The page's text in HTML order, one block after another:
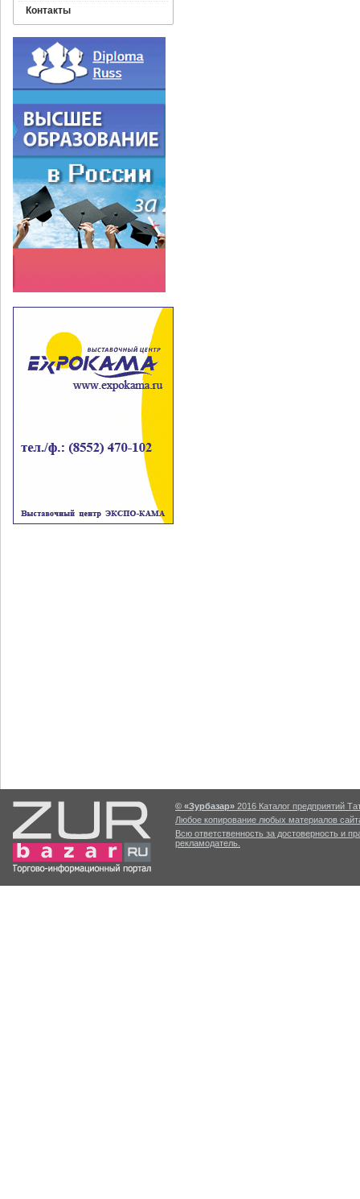
Контакты
© «Зурбазар» 2016 Каталог предприятий
Любое копирование любых материалов
Всю ответственность за достоверность и
рекламодатель.